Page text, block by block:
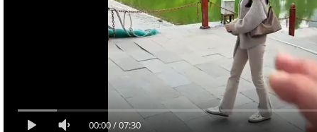
00:00/07:30